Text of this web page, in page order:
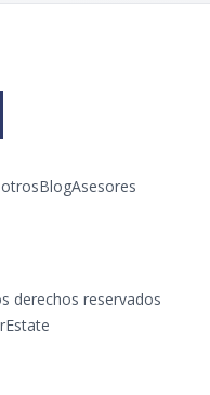
BlogAsesores
derechos reservados